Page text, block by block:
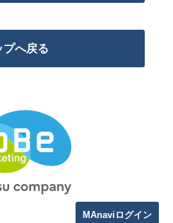
プへ戻る
MAnaviログイン